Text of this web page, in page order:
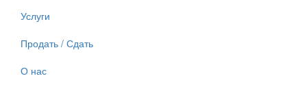
Услуги
Продать / Сдать
О нас